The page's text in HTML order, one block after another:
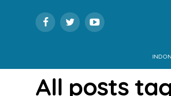
All posts